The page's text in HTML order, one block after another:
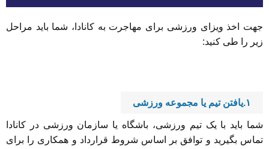
جهت اخذ ویزای ورزشی برای مهاجرت به کانادا، شما باید مراحل
زیر را طی کنید:
۱.یافتن تیم یا مجموعه ورزشی
شما باید با یک تیم ورزشی، باشگاه یا سازمان ورزشی در کانادا
تماس بگیرید و توافق بر اساس شروط قرارداد و همکاری را برای